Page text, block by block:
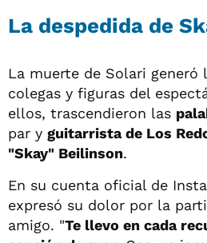
La despedida de
La muerte de Solari generó
colegas y figuras del
ellos, trascendieron las
par y guitarrista de Los
"Skay" Beilinson.
En su cuenta oficial de
expresó su dolor por la
amigo. "Te llevo en cada